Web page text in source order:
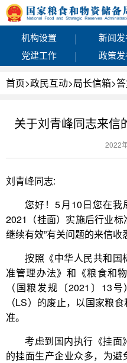
机构设置 | 新闻
党建工作
| 政策
首页>政民互动>局长信箱>
关于刘青峰同志来信
2022
刘青峰同志:
您好！5月10日您在我
2021（挂面）实施后行业
继续有效”有关问题的来信收
按照《中华人民共和国
准管理办法》和《粮食和
（国粮发规〔2021〕13
（LS）的废止，以国家粮
准。
考虑到国内执行《挂面
的挂面生产企业众多，为